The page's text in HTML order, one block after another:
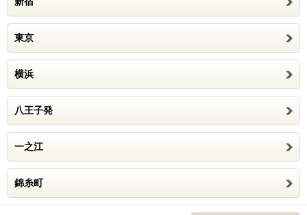
東京
横浜
八王子発
一之江
錦糸町